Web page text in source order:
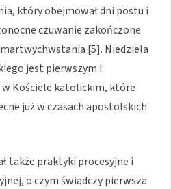
który obejmował dni postu i
czuwanie zakończone
[5]. Niedziela
jest pierwszym i
Kościele katolickim, które
już w czasach apostolskich
także praktyki procesyjne i
o czym świadczy pierwsza